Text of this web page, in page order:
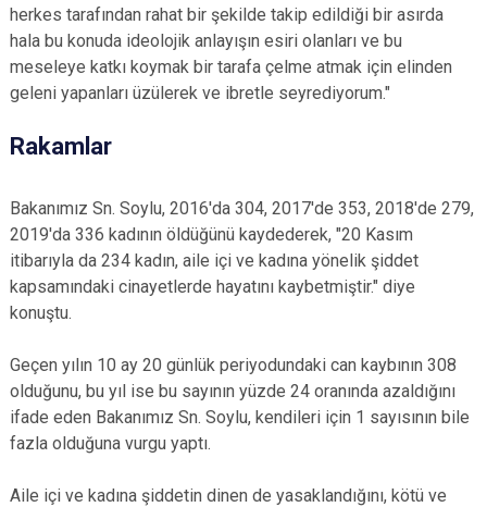
herkes tarafından rahat bir şekilde takip edildiği bir asırda
hala bu konuda ideolojik anlayışın esiri olanları ve bu
meseleye katkı koymak bir tarafa çelme atmak için elinden
geleni yapanları üzülerek ve ibretle seyrediyorum."
Rakamlar
Bakanımız Sn. Soylu, 2016'da 304, 2017'de 353, 2018'de 279,
2019'da 336 kadının öldüğünü kaydederek, "20 Kasım
itibarıyla da 234 kadın, aile içi ve kadına yönelik şiddet
kapsamındaki cinayetlerde hayatını kaybetmiştir." diye
konuştu.
Geçen yılın 10 ay 20 günlük periyodundaki can kaybının 308
olduğunu, bu yıl ise bu sayının yüzde 24 oranında azaldığını
ifade eden Bakanımız Sn. Soylu, kendileri için 1 sayısının bile
fazla olduğuna vurgu yaptı.
Aile içi ve kadına şiddetin dinen de yasaklandığını, kötü ve